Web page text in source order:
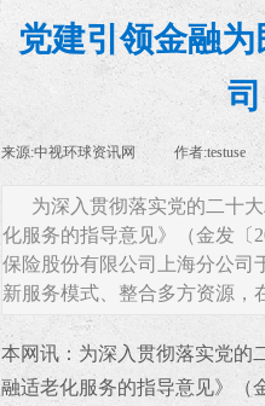
党建引领金融
来源:中视环球资讯网 作者:testuse
为深入贯彻落实党的二十
化服务的指导意见》（金发〔
保险股份有限公司上海分公
新服务模式、整合多方资源，
本网讯： 为深入贯彻落实党的
融适老化服务的指导意见》（